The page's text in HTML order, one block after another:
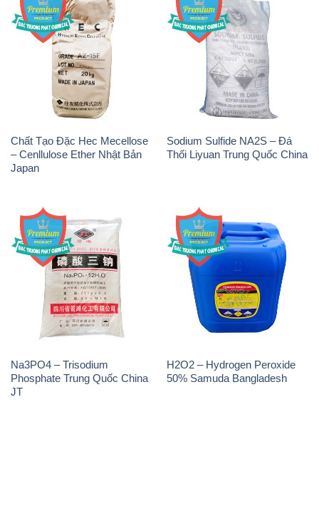
Chất Tạo Đặc Hec Mecellose
– Cenllulose Ether Nhật Bản
Japan
Sodium Sulfide NA2S – Đá
Thối Liyuan Trung Quốc China
Na3PO4 – Trisodium
Phosphate Trung Quốc China
JT
H2O2 – Hydrogen Peroxide
50% Samuda Bangladesh